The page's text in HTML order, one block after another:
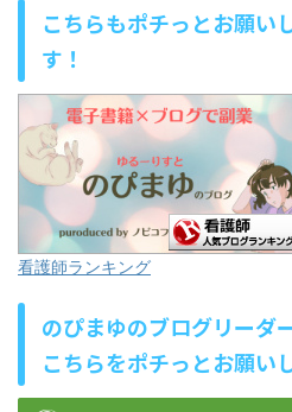
こちらもポチっとお願い
す！
看護師ランキング
のぴまゆのブログリーダ
こちらをポチっとお願い